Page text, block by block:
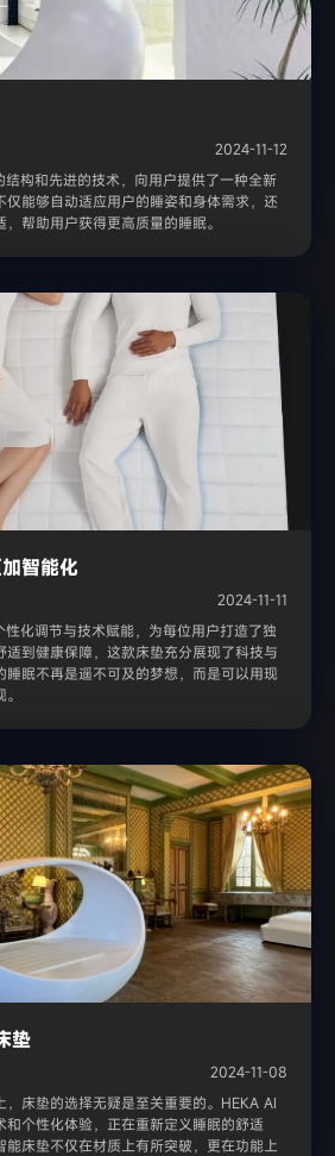
2024-11-12
结构和先进的技术，向用户提供了一种全新
仅能够自动适应用户的睡姿和身体需求，还
帮助用户获得更高质量的睡眠。
智能化
2024-11-11
性化调节与技术赋能，为每位用户打造了独
适到健康保障，这款床垫充分展现了科技与
睡眠不再是遥不可及的梦想，而是可以用现
垫
2024-11-08
，床垫的选择无疑是至关重要的。HEKA AI
和个性化体验，正在重新定义睡眠的舒适
能床垫不仅在材质上有所突破，更在功能上